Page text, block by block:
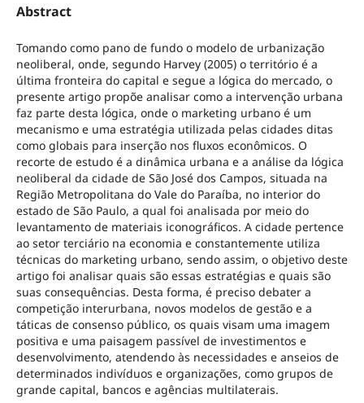
Abstract
Tomando como pano de fundo o modelo de urbanização
neoliberal, onde, segundo Harvey (2005) o território é a
última fronteira do capital e segue a lógica do mercado, o
presente artigo propõe analisar como a intervenção urbana
faz parte desta lógica, onde o marketing urbano é um
mecanismo e uma estratégia utilizada pelas cidades ditas
como globais para inserção nos fluxos econômicos. O
recorte de estudo é a dinâmica urbana e a análise da lógica
neoliberal da cidade de São José dos Campos, situada na
Região Metropolitana do Vale do Paraíba, no interior do
estado de São Paulo, a qual foi analisada por meio do
levantamento de materiais iconográficos. A cidade pertence
ao setor terciário na economia e constantemente utiliza
técnicas do marketing urbano, sendo assim, o objetivo deste
artigo foi analisar quais são essas estratégias e quais são
suas consequências. Desta forma, é preciso debater a
competição interurbana, novos modelos de gestão e a
táticas de consenso público, os quais visam uma imagem
positiva e uma paisagem passível de investimentos e
desenvolvimento, atendendo às necessidades e anseios de
determinados indivíduos e organizações, como grupos de
grande capital, bancos e agências multilaterais.